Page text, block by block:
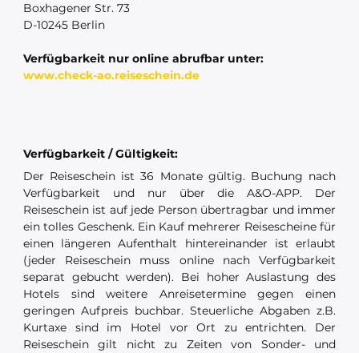
Boxhagener Str. 73
D-10245 Berlin
Verfügbarkeit nur online abrufbar unter:
www.check-ao.reiseschein.de
Verfügbarkeit / Gültigkeit:
Der Reiseschein ist 36 Monate gültig. Buchung nach
Verfügbarkeit und nur über die A&O-APP. Der
Reiseschein ist auf jede Person übertragbar und immer
ein tolles Geschenk. Ein Kauf mehrerer Reisescheine für
einen längeren Aufenthalt hintereinander ist erlaubt
(jeder Reiseschein muss online nach Verfügbarkeit
separat gebucht werden). Bei hoher Auslastung des
Hotels sind weitere Anreisetermine gegen einen
geringen Aufpreis buchbar. Steuerliche Abgaben z.B.
Kurtaxe sind im Hotel vor Ort zu entrichten. Der
Reiseschein gilt nicht zu Zeiten von Sonder- und